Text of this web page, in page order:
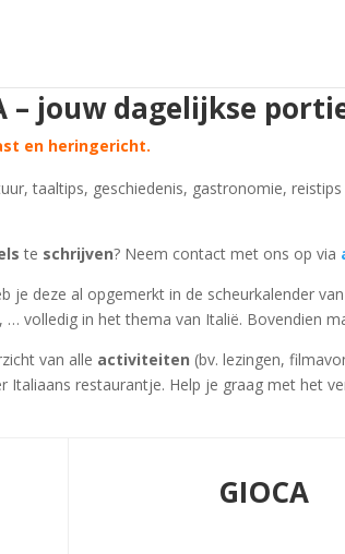
– jouw dagelijkse
en heringericht.
taaltips, geschiedenis, gastronomie,
te schrijven? Neem contact met ons op via
je deze al opgemerkt in de scheurkalender
volledig in het thema van Italië. Bovendien
van alle activiteiten (bv. lezingen,
Italiaans restaurantje. Help je graag met het
GIOCA